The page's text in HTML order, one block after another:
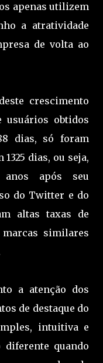
apenas utilizem
a atratividade
de volta ao
crescimento
usuários obtidos
dias, só foram
dias, ou seja,
após seu
do Twitter e do
altas taxas de
similares
a atenção dos
de destaque do
intuitiva e
quando